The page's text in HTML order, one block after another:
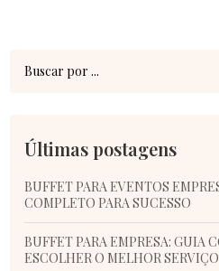
Últimas postagens
BUFFET PARA EVENTOS EMPRESARIAIS: O GUIA
COMPLETO PARA SUCESSO
BUFFET PARA EMPRESA: GUIA COMPLETO PARA
ESCOLHER O MELHOR SERVIÇO